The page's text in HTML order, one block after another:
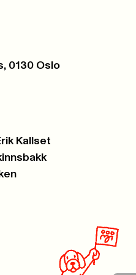
0130 Oslo
Kallset